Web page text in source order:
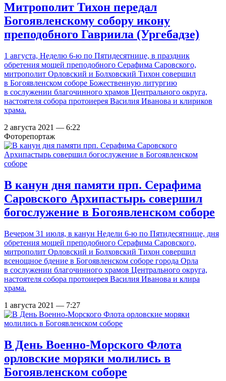
Митрополит Тихон передал
Богоявленскому собору икону
преподобного Гавриила (Ургебадзе)
1 августа, Неделю 6-ю по Пятидесятнице, в праздник
обретения мощей преподобного Серафима Саровского,
митрополит Орловский и Болховский Тихон совершил
в Богоявленском соборе Божественную литургию
в сослужении благочинного храмов Центрального округа,
настоятеля собора протоиерея Василия Иванова и клириков
храма.
2 августа 2021 — 6:22
Фоторепортаж
В канун дня памяти прп. Серафима
Саровского Архипастырь совершил
богослужение в Богоявленском соборе
Вечером 31 июля, в канун Недели 6-ю по Пятидесятнице, дня
обретения мощей преподобного Серафима Саровского,
митрополит Орловский и Болховский Тихон совершил
всенощное бдение в Богоявленском соборе города Орла
в сослужении благочинного храмов Центрального округа,
настоятеля собора протоиерея Василия Иванова и клира
храма.
1 августа 2021 — 7:27
В День Военно-Морского Флота
орловские моряки молились в
Богоявленском соборе